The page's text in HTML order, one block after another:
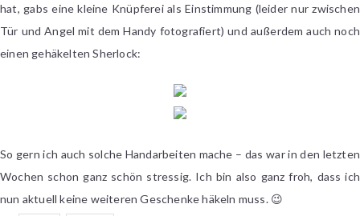
hat, gabs eine kleine Knüpferei als Einstimmung (leider nur zwischen
Tür und Angel mit dem Handy fotografiert) und außerdem auch noch
einen gehäkelten Sherlock:
So gern ich auch solche Handarbeiten mache – das war in den letzten
Wochen schon ganz schön stressig. Ich bin also ganz froh, dass ich
nun aktuell keine weiteren Geschenke häkeln muss. 😉